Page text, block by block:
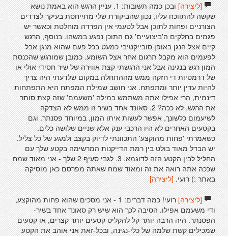
[ליצירה]
ובכן כמה תשובות: 1. עניין הרגש הוא באמת נושא
שקשה להתווכח עליו, נכון שהביקורת שלי מתייחסת בעיקר לצדדים
הצורניים ופחות לתוכן אבל לטעמי אין הפרדה מוחלטת וכאשר יש
פגמים בחלקים ה'ביצועיים' גם התוכן נפגע במשהו. בנוסף, הרגש
קיים אצל הנגן באופן סובייקטיבי כמעט בכל פעם שהוא מנגן אבל
לפעמים הוא מקבל תרגום אחר אצל השומע. כמובן שמורגש שהכנסת
המון רגש בנגינה אבל אני הרגשתי קצת אווירה של שיר חסידי אולי או
של דרמטיות די חזקה ממש מההתחלה במקום שלדעתי היה צריך
להיות עדין יותר ומתפתח. אני חושב שמילת המפתח היא התפתחות
דינמית, הרי אפילו אתה משתמש במילה 'משעמם' שזה קצת סותר
את הרגש, לא ככה? 2. סאונד אחד בשיר זו ממש לא הצדקה
לשיעמום כלשונך, אפשר לעשות איתו המון, במיוחד פסנתר. וגם
בקטעים האחרים לא היו הרכבי ענק אלא שניים שלושה כלים.
כשאמרתי 'פחות מהוקצע' התכוונתי לדיוק בקצב ולמגע של כל צליל.
יש הבדל מאוד בולט בין רמת הדייקנות המרשימה בקטע שלך עם
החליל לבין הקטע הזה לדוגמא. 3. לגבי סעיף 2 שלך - אני מאוד שמח
שככה אתה רואה את זה ומאוד שמח שאתה מפרסם כאן מוסיקה
באתר :) רועי. [ליצירה]
[ליצירה]
רועי! כמה דברים: 1 - אני מסכים שהוא פחות מהוקצע,
ודי משעמם אפילו. הסיבה לכך הוא שיש רק סאונד אחד בשיר-
הפסנתר. היה הרבה יותר קל להקליט קטעים יותר קצרים, או קטעים
שמכילים קשת שלמה של כלי-נגינה, ובכל-זאת אני אוהב את הקטע